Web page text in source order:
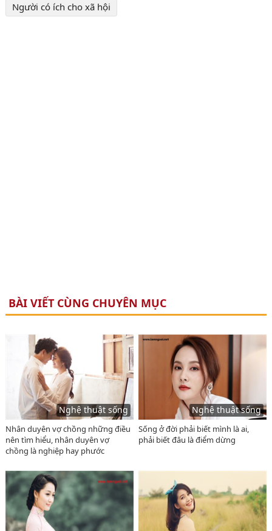
Người có ích cho xã hội
BÀI VIẾT CÙNG CHUYÊN MỤC
Nghệ thuật sống
Nhân duyên vợ chồng những điều
nên tìm hiểu, nhân duyên vợ
chồng là nghiệp hay phước
Nghệ thuật sống
Sống ở đời phải biết mình là ai,
phải biết đâu là điểm dừng